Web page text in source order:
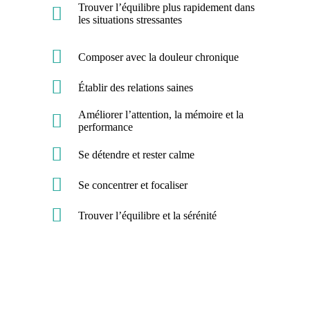
Trouver l’équilibre plus rapidement dans
les situations stressantes
Composer avec la douleur chronique
Établir des relations saines
Améliorer l’attention, la mémoire et la
performance
Se détendre et rester calme
Se concentrer et focaliser
Trouver l’équilibre et la sérénité